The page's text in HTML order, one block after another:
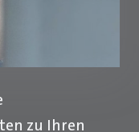
zu Ihren